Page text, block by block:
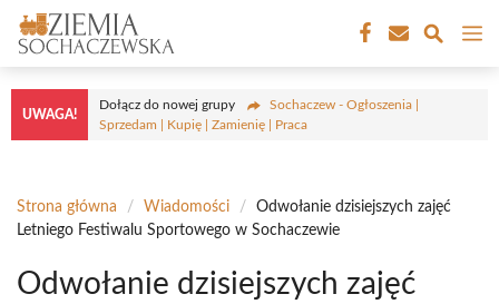
Przejdź
do
treści
UWAGA!
Dołącz do nowej grupy
Sochaczew - Ogłoszenia |
Sprzedam | Kupię | Zamienię | Praca
Strona główna / Wiadomości /
Odwołanie dzisiejszych zajęć
Letniego Festiwalu Sportowego w Sochaczewie
Odwołanie dzisiejszych zajęć